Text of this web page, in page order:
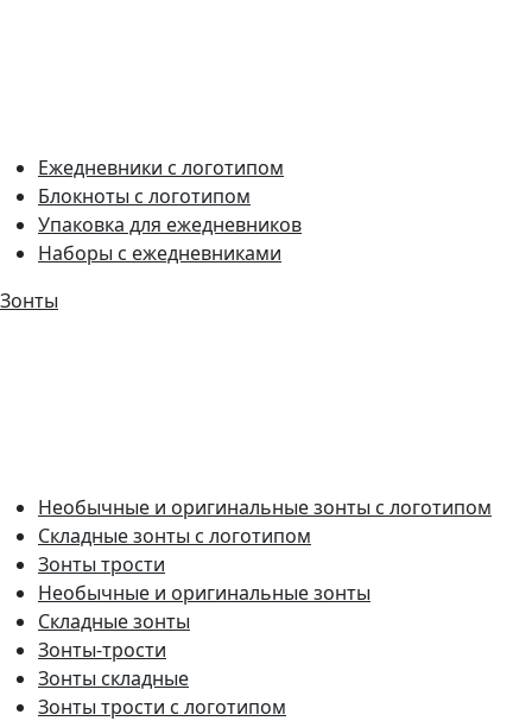
Ежедневники с логотипом
Блокноты с логотипом
Упаковка для ежедневников
Наборы с ежедневниками
Зонты
Необычные и оригинальные зонты с логотипом
Складные зонты с логотипом
Зонты трости
Необычные и оригинальные зонты
Складные зонты
Зонты-трости
Зонты складные
Зонты трости с логотипом